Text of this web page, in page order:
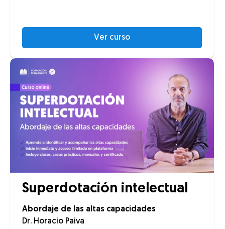
Ver curso
Superdotación intelectual
Abordaje de las altas capacidades
Dr. Horacio Paiva